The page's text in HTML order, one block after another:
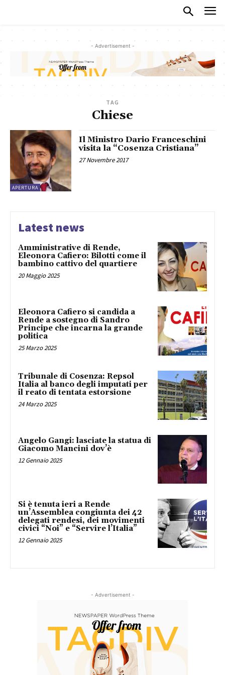
- Advertisement -
TAG
Chiese
APERTURA
Il Ministro Dario Franceschini
visita la “Cosenza Cristiana”
27 Novembre 2017
Latest news
Amministrative di Rende,
Eleonora Cafiero: Bilotti come il
bambino cattivo del quartiere
20 Maggio 2025
Eleonora Cafiero si candida a
Rende a sostegno di Sandro
Principe che incarna la grande
politica
25 Marzo 2025
Tribunale di Cosenza: Repsol
Italia al banco degli imputati per
il reato di tentata estorsione
24 Marzo 2025
Angelo Gangi: lasciate la statua di
Giacomo Mancini dov’è
12 Gennaio 2025
Si è tenuta ieri a Rende
un’Assemblea congiunta dei 42
delegati rendesi, dei movimenti
civici “Noi” e “Servire l’Italia”
12 Gennaio 2025
- Advertisement -